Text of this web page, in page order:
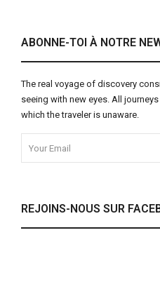
ABONNE-TOI À NOTRE
The real voyage of discovery
seeing with new eyes. All
which the traveler is unaware.
REJOINS-NOUS SUR